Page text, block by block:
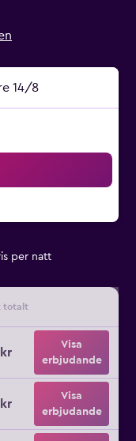
14/8
per natt
totalt
Visa
erbjudande
Visa
erbjudande